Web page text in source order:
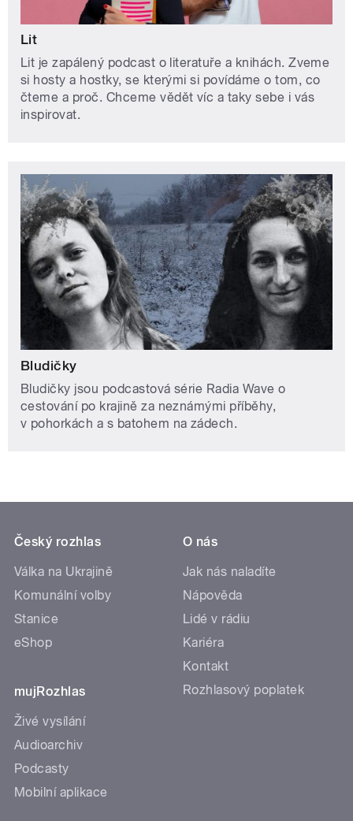
Lit
Lit je zapálený podcast o literatuře a knihách. Zveme
si hosty a hostky, se kterými si povídáme o tom, co
čteme a proč. Chceme vědět víc a taky sebe i vás
inspirovat.
Bludičky
Bludičky jsou podcastová série Radia Wave o
cestování po krajině za neznámými příběhy,
v pohorkách a s batohem na zádech.
Český rozhlas
Válka na Ukrajině
Komunální volby
Stanice
eShop
mujRozhlas
Živé vysílání
Audioarchiv
Podcasty
Mobilní aplikace
O nás
Jak nás naladíte
Nápověda
Lidé v rádiu
Kariéra
Kontakt
Rozhlasový poplatek